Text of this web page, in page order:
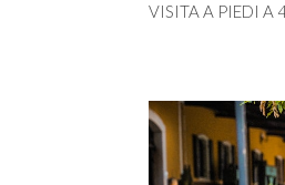
VISITA A PIEDI A